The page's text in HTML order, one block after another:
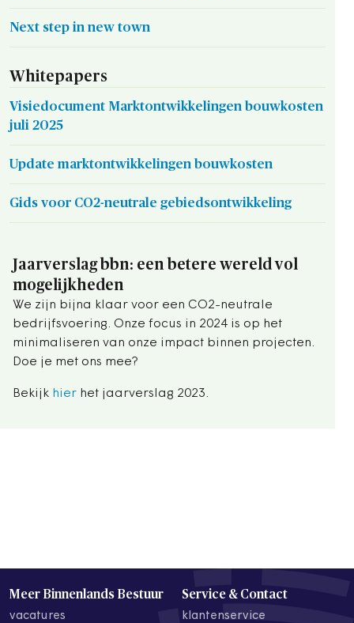
Next step in new town
Whitepapers
Visiedocument Marktontwikkelingen bouwkosten
juli 2025
Update marktontwikkelingen bouwkosten
Gids voor CO2-neutrale gebiedsontwikkeling
Jaarverslag bbn: een betere wereld vol
mogelijkheden
We zijn bijna klaar voor een CO2-neutrale
bedrijfsvoering. Onze focus in 2024 is op het
minimaliseren van onze impact binnen projecten.
Doe je met ons mee?
Bekijk hier het jaarverslag 2023.
Meer Binnenlands Bestuur
vacatures
Service & Contact
klantenservice